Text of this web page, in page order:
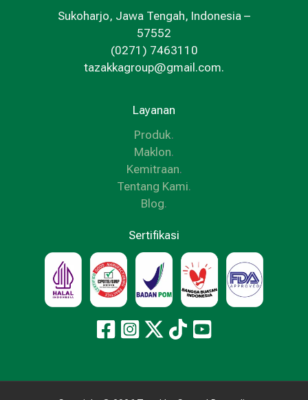
Sukoharjo, Jawa Tengah, Indonesia –
57552
(0271) 7463110
tazakkagroup@gmail.com.
Layanan
Produk.
Maklon.
Kemitraan.
Tentang Kami.
Blog.
Sertifikasi